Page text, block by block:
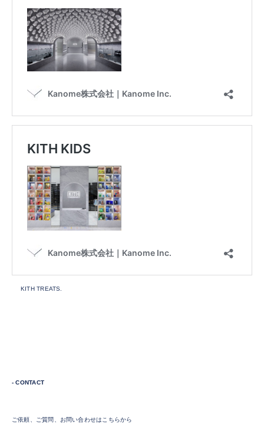
KITH TREATS.
- CONTACT
ご依頼、ご質問、お問い合わせはこちらから